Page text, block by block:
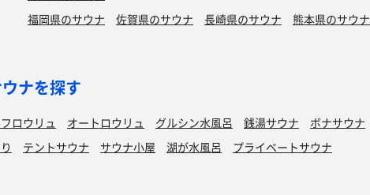
福岡県のサウナ 佐賀県のサウナ 長崎県のサウナ 熊本県のサウナ
ナを探す
ロウリュ オートロウリュ グルシン水風呂 銭湯サウナ ボナサウナ
テントサウナ サウナ小屋 湖が水風呂 プライベートサウナ